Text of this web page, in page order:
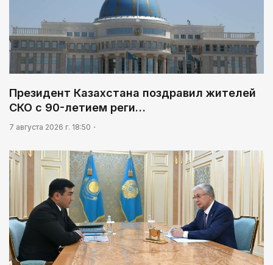
Президент Казахстана поздравил жителей
СКО с 90-летием реги…
7 августа 2026 г. 18:50